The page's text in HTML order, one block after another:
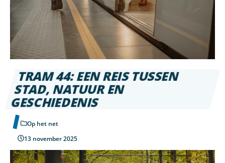
TRAM 44: EEN REIS TUSSEN
STAD, NATUUR EN
GESCHIEDENIS
Op het net
13 november 2025